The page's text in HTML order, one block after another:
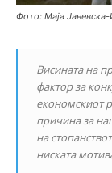
Фото: Маја
Висината на
фактор за
економскиот
причина за
на
ниската